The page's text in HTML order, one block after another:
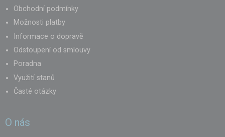
Obchodní podmínky
Možnosti platby
Informace o dopravě
Odstoupení od smlouvy
Poradna
Využití stanů
Časté otázky
O nás